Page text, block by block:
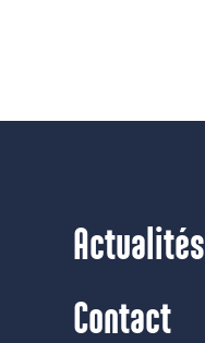
Actualités
Contact